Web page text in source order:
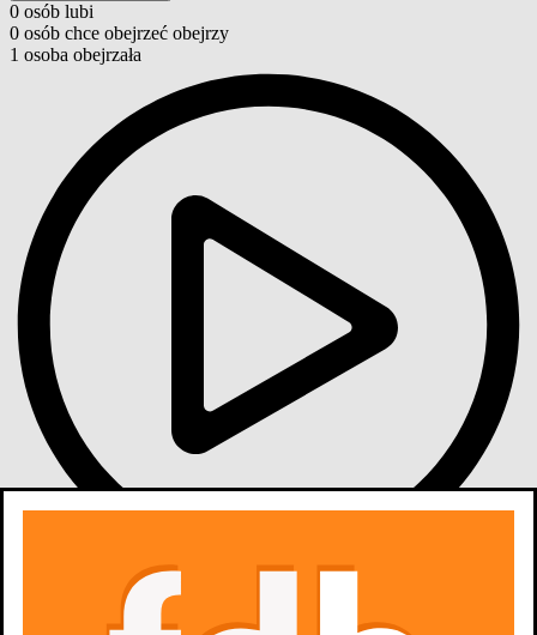
0 osób lubi
0 osób chce obejrzeć obejrzy
1 osoba obejrzała
Gdzie obejrzeć